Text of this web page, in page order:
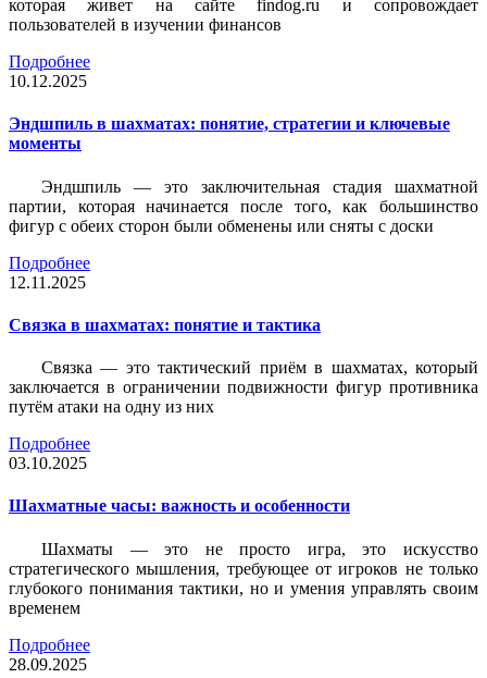
которая живет на сайте findog.ru и сопровождает
пользователей в изучении финансов
Подробнее
10.12.2025
Эндшпиль в шахматах: понятие, стратегии и ключевые
моменты
Эндшпиль — это заключительная стадия шахматной
партии, которая начинается после того, как большинство
фигур с обеих сторон были обменены или сняты с доски
Подробнее
12.11.2025
Связка в шахматах: понятие и тактика
Связка — это тактический приём в шахматах, который
заключается в ограничении подвижности фигур противника
путём атаки на одну из них
Подробнее
03.10.2025
Шахматные часы: важность и особенности
Шахматы — это не просто игра, это искусство
стратегического мышления, требующее от игроков не только
глубокого понимания тактики, но и умения управлять своим
временем
Подробнее
28.09.2025